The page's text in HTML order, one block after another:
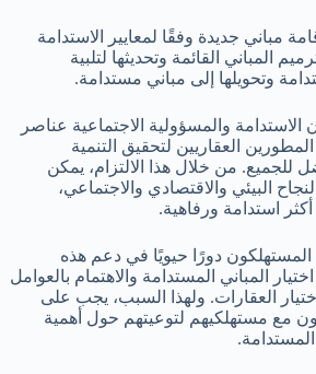
مباني جديدة وفقًا لمعايير الاستدامة
المباني القائمة وتحديثها لتلبية
وتحويلها إلى مباني مستدامة.
والمسؤولية الاجتماعية عناصر
العقاريين لتحقيق التنمية
للجميع. من خلال هذا الالتزام، يمكن
البيئي والاقتصادي والاجتماعي،
استدامة ورفاهية.
المستهلكون دورًا حيويًا في دعم هذه
المباني المستدامة والاهتمام بالعوامل
اختيار العقارات. ولهذا السبب، يجب على
مع مستهلكيهم لتوعيتهم حول أهمية
المستدامة.